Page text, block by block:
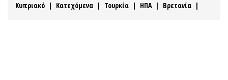
Κυπριακό | Κατεχόμενα | Τουρκία | ΗΠΑ| Βρετανία |